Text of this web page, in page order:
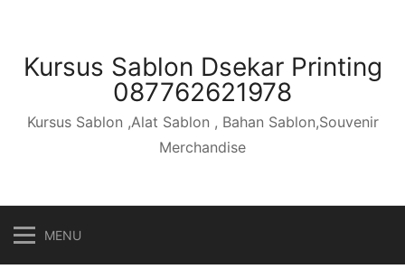
contentKursus Sablon Dsekar Printing
087762621978
Kursus Sablon ,Alat Sablon , Bahan Sablon,Souvenir
Merchandise
MENU